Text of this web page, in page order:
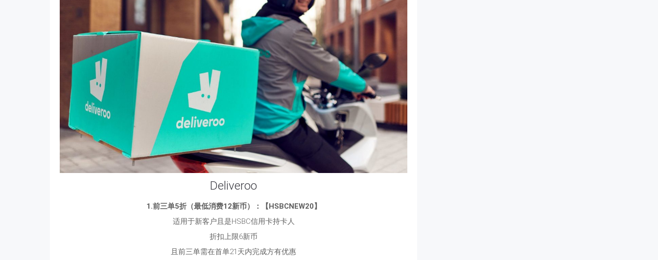
Deliveroo
1.前三单5折（最低消费12新币）：【HSBCNEW20】
适用于新客户且是HSBC信用卡持卡人
折扣上限6新币
且前三单需在首单21天内完成方有优惠